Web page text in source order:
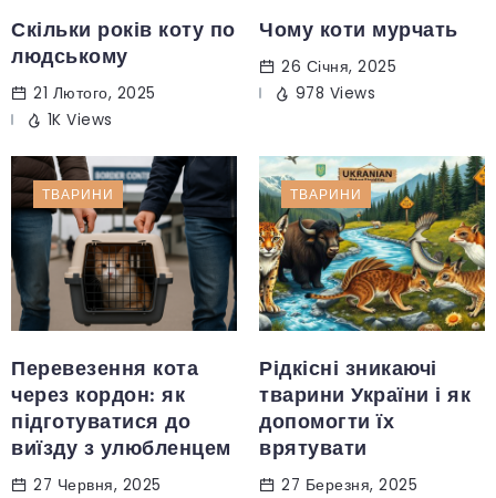
Скільки років коту по
людському
21 Лютого, 2025
1K Views
Чому коти мурчать
26 Січня, 2025
978 Views
ТВАРИНИ
Перевезення кота
через кордон: як
підготуватися до
виїзду з улюбленцем
27 Червня, 2025
ТВАРИНИ
Рідкісні зникаючі
тварини України і як
допомогти їх
врятувати
27 Березня, 2025